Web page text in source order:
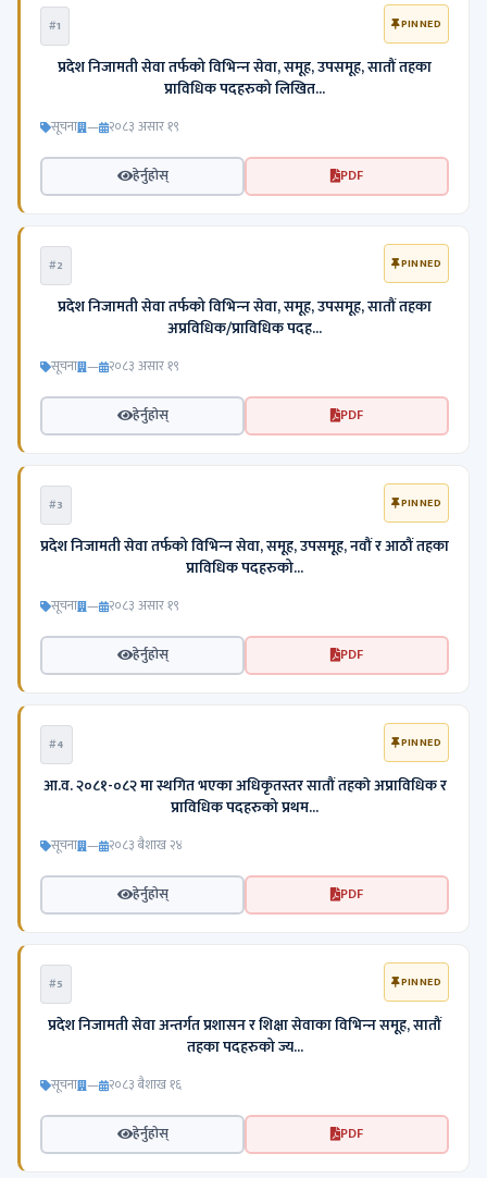
#1 PINNED
प्रदेश निजामती सेवा तर्फको विभिन्‍न सेवा, समूह, उपसमूह, सातौं तहका
प्राविधिक पदहरुको लिखित...
सूचना — २०८३ असार १९
हेर्नुहोस् PDF
#2 PINNED
प्रदेश निजामती सेवा तर्फको विभिन्‍न सेवा, समूह, उपसमूह, सातौं तहका
अप्रविधिक/प्राविधिक पदह...
सूचना — २०८३ असार १९
हेर्नुहोस् PDF
#3 PINNED
प्रदेश निजामती सेवा तर्फको विभिन्‍न सेवा, समूह, उपसमूह, नवौं र आठौं तहका
प्राविधिक पदहरुको...
सूचना — २०८३ असार १९
हेर्नुहोस् PDF
#4 PINNED
आ.व. २०८१-०८२ मा स्थगित भएका अधिकृतस्तर सातौं तहकाे अप्राविधिक र
प्राविधिक पदहरुको प्रथम...
सूचना — २०८३ बैशाख २४
हेर्नुहोस् PDF
#5 PINNED
प्रदेश निजामती सेवा अन्तर्गत प्रशासन र शिक्षा सेवाका विभिन्‍न समूह, सातौं
तहका पदहरुको ज्य...
सूचना — २०८३ बैशाख १६
हेर्नुहोस् PDF